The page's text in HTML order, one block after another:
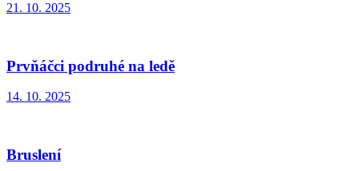
21. 10. 2025
Prvňáčci podruhé na ledě
14. 10. 2025
Bruslení